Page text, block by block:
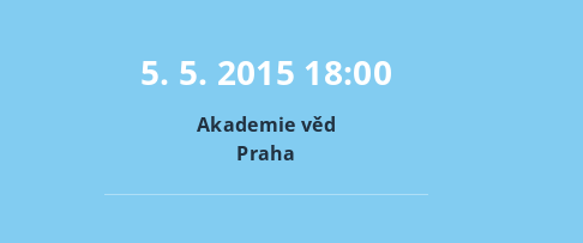
5. 5. 2015 18:00
Akademie věd
Praha